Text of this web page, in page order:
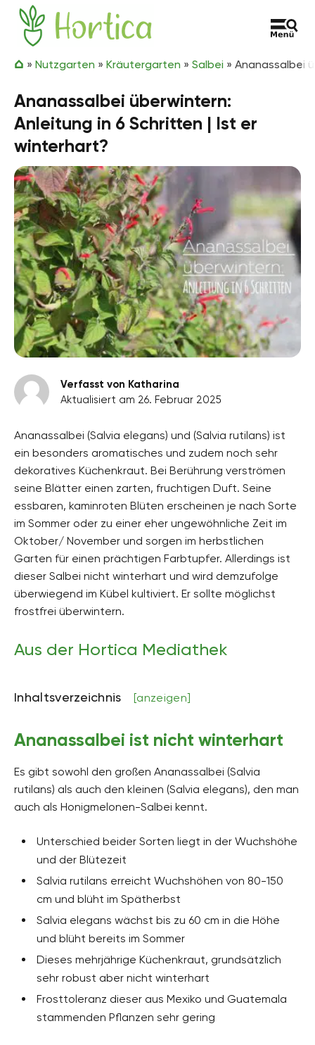
Zum Inhalt springen
Hortica
» Nutzgarten » Kräutergarten » Salbei » Ananassalbei
Ananassalbei überwintern:
Anleitung in 6 Schritten | Ist er
winterhart?
Verfasst von Katharina
Aktualisiert am 26. Februar 2025
Ananassalbei (Salvia elegans) und (Salvia rutilans) ist
ein besonders aromatisches und zudem noch sehr
dekoratives Küchenkraut. Bei Berührung verströmen
seine Blätter einen zarten, fruchtigen Duft. Seine
essbaren, kaminroten Blüten erscheinen je nach Sorte
im Sommer oder zu einer eher ungewöhnliche Zeit im
Oktober/ November und sorgen im herbstlichen
Garten für einen prächtigen Farbtupfer. Allerdings ist
dieser Salbei nicht winterhart und wird demzufolge
überwiegend im Kübel kultiviert. Er sollte möglichst
frostfrei überwintern.
Aus der Hortica Mediathek
Inhaltsverzeichnis [anzeigen]
Ananassalbei ist nicht winterhart
Es gibt sowohl den großen Ananassalbei (Salvia
rutilans) als auch den kleinen (Salvia elegans), den man
auch als Honigmelonen-Salbei kennt.
Unterschied beider Sorten liegt in der Wuchshöhe
und der Blütezeit
Salvia rutilans erreicht Wuchshöhen von 80-150
cm und blüht im Spätherbst
Salvia elegans wächst bis zu 60 cm in die Höhe
und blüht bereits im Sommer
Dieses mehrjährige Küchenkraut, grundsätzlich
sehr robust aber nicht winterhart
Frosttoleranz dieser aus Mexiko und Guatemala
stammenden Pflanzen sehr gering